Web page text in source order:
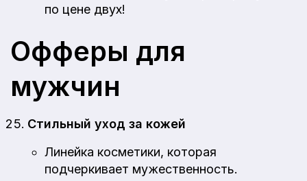
по цене двух!
Офферы для
мужчин
Стильный уход за кожей
Линейка косметики, которая
подчеркивает мужественность.